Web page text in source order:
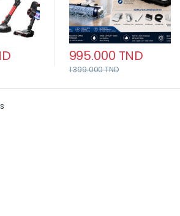
995.000 TND
1.399.000TND
Trié du plus récent au plus ancien